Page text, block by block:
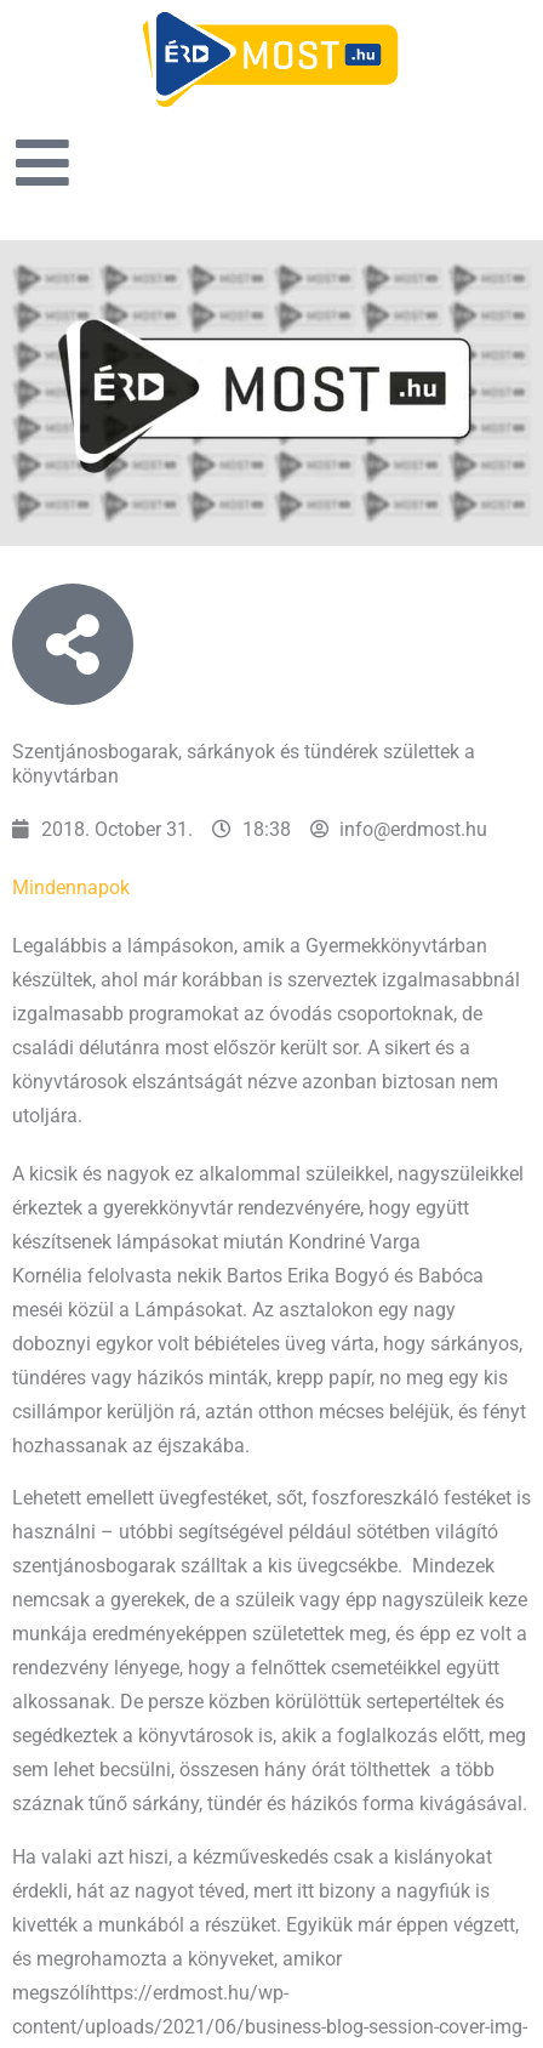
Szentjánosbogarak, sárkányok és tündérek születtek a
könyvtárban
2018. October 31. 18:38 info@erdmost.hu
Mindennapok
Legalábbis a lámpásokon, amik a Gyermekkönyvtárban
készültek, ahol már korábban is szerveztek izgalmasabbnál
izgalmasabb programokat az óvodás csoportoknak, de
családi délutánra most először került sor. A sikert és a
könyvtárosok elszántságát nézve azonban biztosan nem
utoljára.
A kicsik és nagyok ez alkalommal szüleikkel, nagyszüleikkel
érkeztek a gyerekkönyvtár rendezvényére, hogy együtt
készítsenek lámpásokat miután Kondriné Varga
Kornélia felolvasta nekik Bartos Erika Bogyó és Babóca
meséi közül a Lámpásokat. Az asztalokon egy nagy
doboznyi egykor volt bébiételes üveg várta, hogy sárkányos,
tündéres vagy házikós minták, krepp papír, no meg egy kis
csillámpor kerüljön rá, aztán otthon mécses beléjük, és fényt
hozhassanak az éjszakába.
Lehetett emellett üvegfestéket, sőt, foszforeszkáló festéket is
használni – utóbbi segítségével például sötétben világító
szentjánosbogarak szálltak a kis üvegcsékbe. Mindezek
nemcsak a gyerekek, de a szüleik vagy épp nagyszüleik keze
munkája eredményeképpen születettek meg, és épp ez volt a
rendezvény lényege, hogy a felnőttek csemetéikkel együtt
alkossanak. De persze közben körülöttük sertepertéltek és
segédkeztek a könyvtárosok is, akik a foglalkozás előtt, meg
sem lehet becsülni, összesen hány órát tölthettek a több
száznak tűnő sárkány, tündér és házikós forma kivágásával.
Ha valaki azt hiszi, a kézműveskedés csak a kislányokat
érdekli, hát az nagyot téved, mert itt bizony a nagyfiúk is
kivették a munkából a részüket. Egyikük már éppen végzett,
és megrohamozta a könyveket, amikor
megszólíhttps://erdmost.hu/wp-
content/uploads/2021/06/business-blog-session-cover-img-